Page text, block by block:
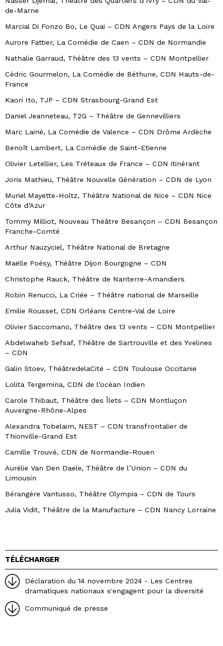
de-Marne
Marcial Di Fonzo Bo, Le Quai – CDN Angers Pays de la Loire
Aurore Fattier, La Comédie de Caen – CDN de Normandie
Nathalie Garraud, Théâtre des 13 vents – CDN Montpellier
Cédric Gourmelon, La Comédie de Béthune, CDN Hauts-de-
France
Kaori Ito, TJP – CDN Strasbourg-Grand Est
Daniel Jeanneteau, T2G – Théâtre de Gennevilliers
Marc Lainé, La Comédie de Valence – CDN Drôme Ardèche
Benoît Lambert, La Comédie de Saint-Etienne
Olivier Letellier, Les Tréteaux de France – CDN itinérant
Joris Mathieu, Théâtre Nouvelle Génération – CDN de Lyon
Muriel Mayette-Holtz, Théâtre National de Nice – CDN Nice
Côte d’Azur
Tommy Milliot, Nouveau Théâtre Besançon – CDN Besançon
Franche-Comté
Arthur Nauzyciel, Théâtre National de Bretagne
Maëlle Poésy, Théâtre Dijon Bourgogne – CDN
Christophe Rauck, Théâtre de Nanterre-Amandiers
Robin Renucci, La Criée – Théâtre national de Marseille
Emilie Rousset, CDN Orléans Centre-Val de Loire
Olivier Saccomano, Théâtre des 13 vents – CDN Montpellier
Abdelwaheb Sefsaf, Théâtre de Sartrouville et des Yvelines
– CDN
Galin Stoev, ThéâtredelaCité – CDN Toulouse Occitanie
Lolita Tergemina, CDN de l’océan Indien
Carole Thibaut, Théâtre des Îlets – CDN Montluçon
Auvergne-Rhône-Alpes
Alexandra Tobelaim, NEST – CDN transfrontalier de
Thionville-Grand Est
Camille Trouvé, CDN de Normandie-Rouen
Aurélie Van Den Daele, Théâtre de l’Union – CDN du
Limousin
Bérangère Vantusso, Théâtre Olympia – CDN de Tours
Julia Vidit, Théâtre de la Manufacture – CDN Nancy Lorraine
TÉLÉCHARGER
Déclaration du 14 novembre 2024 - Les Centres
dramatiques nationaux s'engagent pour la diversité
Communiqué de presse